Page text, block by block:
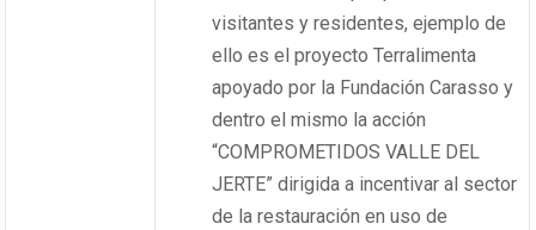
visitantes y residentes, ejemplo de
ello es el proyecto Terralimenta
apoyado por la Fundación Carasso y
dentro el mismo la acción
“COMPROMETIDOS VALLE DEL
JERTE” dirigida a incentivar al sector
de la restauración en uso de